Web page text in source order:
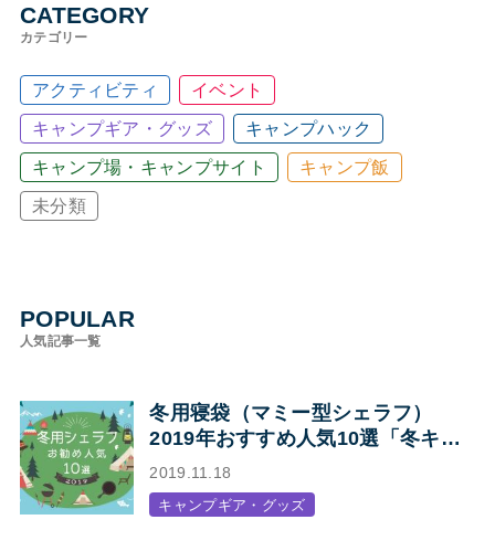
CATEGORY
カテゴリー
アクティビティ イベント
キャンプギア・グッズ キャンプハック
キャンプ場・キャンプサイト キャンプ飯
未分類
POPULAR
人気記事一覧
冬用寝袋（マミー型シェラフ）
2019年おすすめ人気10選「冬キャ
ンプの寝袋はマミー型シェラフで決
まり！」
2019.11.18
キャンプギア・グッズ